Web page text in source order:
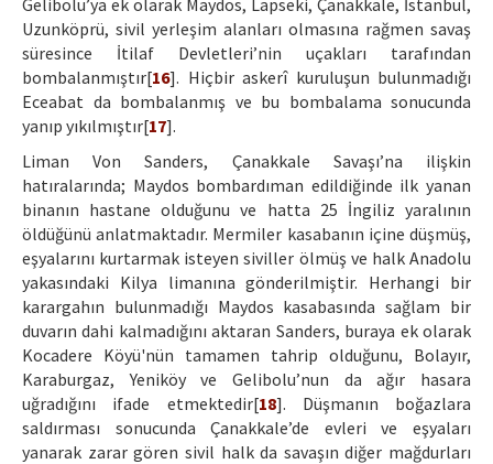
Gelibolu’ya ek olarak Maydos, Lapseki, Çanakkale, İstanbul,
Uzunköprü, sivil yerleşim alanları olmasına rağmen savaş
süresince İtilaf Devletleri’nin uçakları tarafından
bombalanmıştır[16]. Hiçbir askerî kuruluşun bulunmadığı
Eceabat da bombalanmış ve bu bombalama sonucunda
yanıp yıkılmıştır[17].
Liman Von Sanders, Çanakkale Savaşı’na ilişkin
hatıralarında; Maydos bombardıman edildiğinde ilk yanan
binanın hastane olduğunu ve hatta 25 İngiliz yaralının
öldüğünü anlatmaktadır. Mermiler kasabanın içine düşmüş,
eşyalarını kurtarmak isteyen siviller ölmüş ve halk Anadolu
yakasındaki Kilya limanına gönderilmiştir. Herhangi bir
karargahın bulunmadığı Maydos kasabasında sağlam bir
duvarın dahi kalmadığını aktaran Sanders, buraya ek olarak
Kocadere Köyü'nün tamamen tahrip olduğunu, Bolayır,
Karaburgaz, Yeniköy ve Gelibolu’nun da ağır hasara
uğradığını ifade etmektedir[18]. Düşmanın boğazlara
saldırması sonucunda Çanakkale’de evleri ve eşyaları
yanarak zarar gören sivil halk da savaşın diğer mağdurları